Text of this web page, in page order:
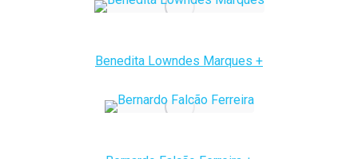
Benedita Lowndes Marques +